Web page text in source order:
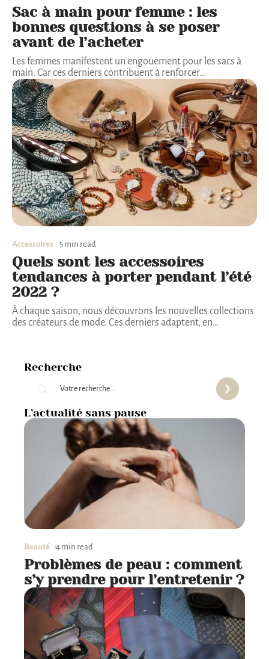
Sac à main pour femme : les
bonnes questions à se poser
avant de l’acheter
Les femmes manifestent un engouement pour les sacs à
main. Car ces derniers contribuent à renforcer…
Accessoires 5 min read
Quels sont les accessoires
tendances à porter pendant l’été
2022 ?
À chaque saison, nous découvrons les nouvelles collections
des créateurs de mode. Ces derniers adaptent, en…
Recherche
L’actualité sans pause
Beauté 4 min read
Problèmes de peau : comment
s’y prendre pour l’entretenir ?